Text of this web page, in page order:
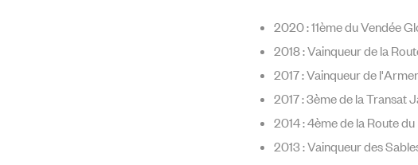
2020 : 11ème du Vendée
2018 : Vainqueur de la
2017 : Vainqueur de
2017 : 3ème de la Transat
2014 : 4ème de la Route
2013 : Vainqueur des